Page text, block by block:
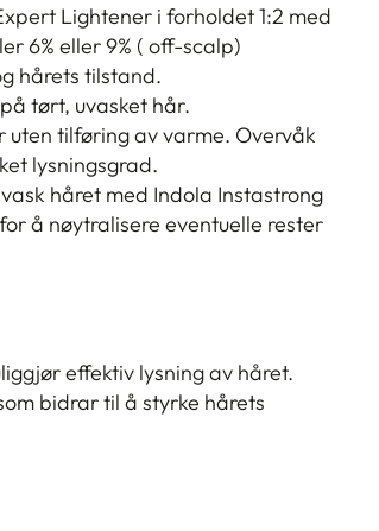
Lightener i forholdet 1:2 med
6% eller 9% ( off-scalp)
hårets tilstand.
tørt, uvasket hår.
uten tilføring av varme. Overvåk
lysningsgrad.
håret med Indola Instastrong
å nøytralisere eventuelle rester
effektiv lysning av håret.
bidrar til å styrke hårets